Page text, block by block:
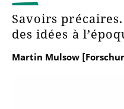
Savoirs
des idées à
Martin Mulsow